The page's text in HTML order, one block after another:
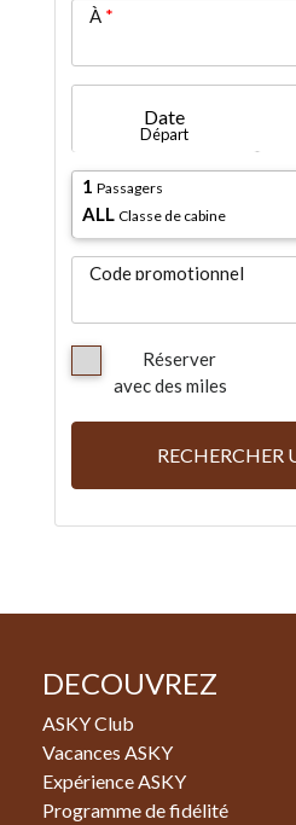
À
Date
Départ
1 Passagers
ALL Classe de cabine
Code promotionnel
Réserver
avec des miles
RECHERCHER
DECOUVREZ
ASKY Club
Vacances ASKY
Expérience ASKY
Programme de fidélité